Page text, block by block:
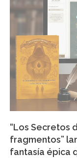
“Los Secretos
fragmentos”
fantasía épica